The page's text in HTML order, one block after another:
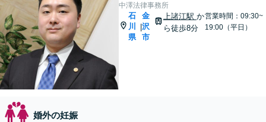
中澤法律事務所
石
川
県
|
金
沢
市
上諸江駅 か
ら徒歩8分
営業時間：09:30~
19:00（平日）
婚外の妊娠